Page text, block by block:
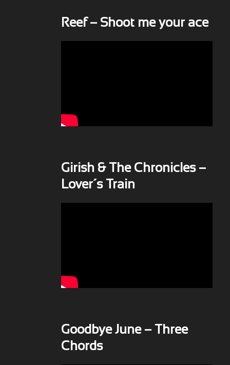
Reef – Shoot me your ace
Girish & The Chronicles –
Lover´s Train
Goodbye June – Three
Chords